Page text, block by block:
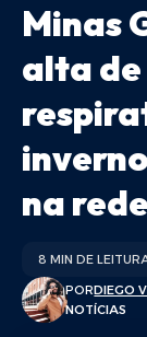
Minas
alta
na
PORDIEGO
NOTÍCIAS
8 MIN DE